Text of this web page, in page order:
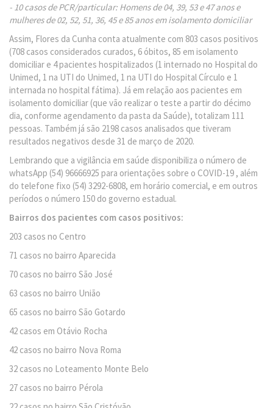
- 10 casos de PCR/particular: Homens de 04, 39, 53 e 47 anos e
mulheres de 02, 52, 51, 36, 45 e 85 anos em isolamento domiciliar
Assim, Flores da Cunha conta atualmente com 803 casos positivos
(708 casos considerados curados, 6 óbitos, 85 em isolamento
domiciliar e 4 pacientes hospitalizados (1 internado no Hospital do
Unimed, 1 na UTI do Unimed, 1 na UTI do Hospital Círculo e 1
internada no hospital fátima). Já em relação aos pacientes em
isolamento domiciliar (que vão realizar o teste a partir do décimo
dia, conforme agendamento da pasta da Saúde), totalizam 111
pessoas. Também já são 2198 casos analisados que tiveram
resultados negativos desde 31 de março de 2020.
Lembrando que a vigilância em saúde disponibiliza o número de
whatsApp (54) 96666925 para orientações sobre o COVID-19 , além
do telefone fixo (54) 3292-6808, em horário comercial, e em outros
períodos o número 150 do governo estadual.
Bairros dos pacientes com casos positivos:
203 casos no Centro
71 casos no bairro Aparecida
70 casos no bairro São José
63 casos no bairro União
65 casos no bairro São Gotardo
42 casos em Otávio Rocha
42 casos no bairro Nova Roma
32 casos no Loteamento Monte Belo
27 casos no bairro Pérola